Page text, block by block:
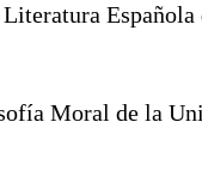
Moral de la